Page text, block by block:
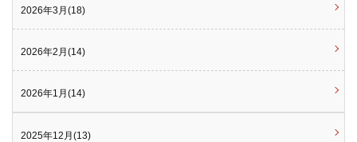
2026年3月(18)
2026年2月(14)
2026年1月(14)
2025年12月(13)